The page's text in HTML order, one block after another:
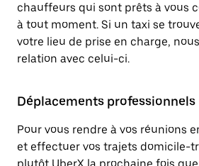
chauffeurs qui sont prêts à vous
à tout moment. Si un taxi se
votre lieu de prise en charge,
relation avec celui-ci.
Déplacements professionnels
Pour vous rendre à vos réunions
et effectuer vos trajets domicile-